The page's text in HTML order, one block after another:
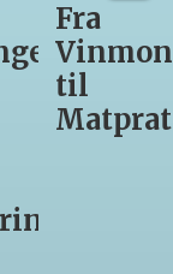
Ny
daglig
leder
for